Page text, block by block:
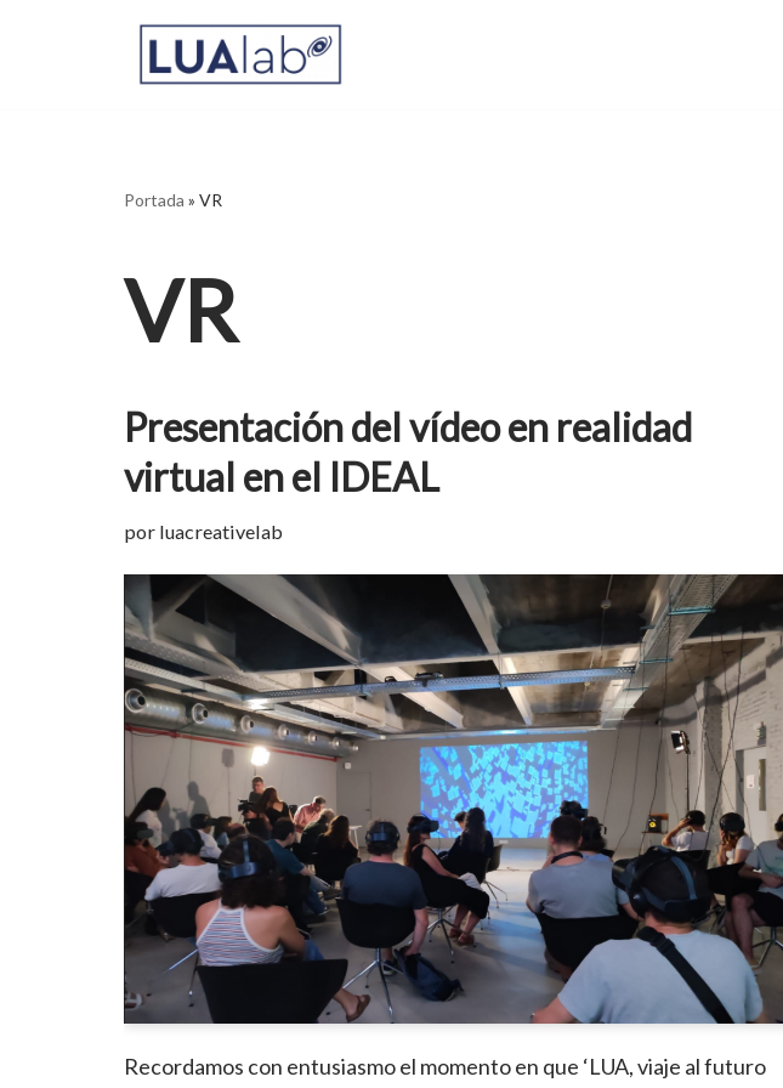
Portada » VR
VR
Presentación del vídeo en realidad
virtual en el IDEAL
por luacreativelab
Recordamos con entusiasmo el momento en que ‘LUA, viaje al futuro